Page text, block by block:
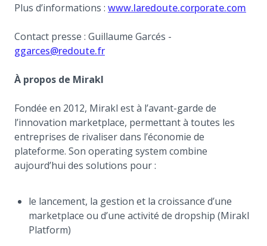
Plus d’informations : www.laredoute.corporate.com
Contact presse : Guillaume Garcés -
ggarces@redoute.fr
À propos de Mirakl
Fondée en 2012, Mirakl est à l’avant-garde de
l’innovation marketplace, permettant à toutes les
entreprises de rivaliser dans l’économie de
plateforme. Son operating system combine
aujourd’hui des solutions pour :
le lancement, la gestion et la croissance d’une
marketplace ou d’une activité de dropship (Mirakl
Platform)